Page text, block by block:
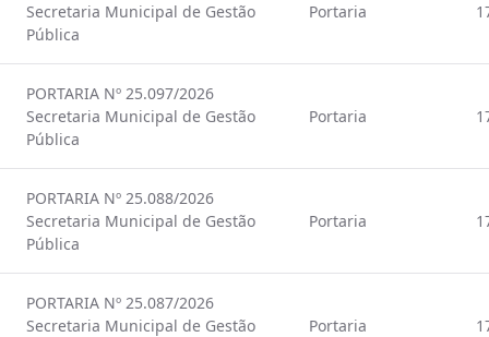
Secretaria Municipal de Gestão
Pública
Portaria
PORTARIA Nº 25.097/2026
Secretaria Municipal de Gestão
Pública
Portaria
PORTARIA Nº 25.088/2026
Secretaria Municipal de Gestão
Pública
Portaria
PORTARIA Nº 25.087/2026
Secretaria Municipal de Gestão
Portaria